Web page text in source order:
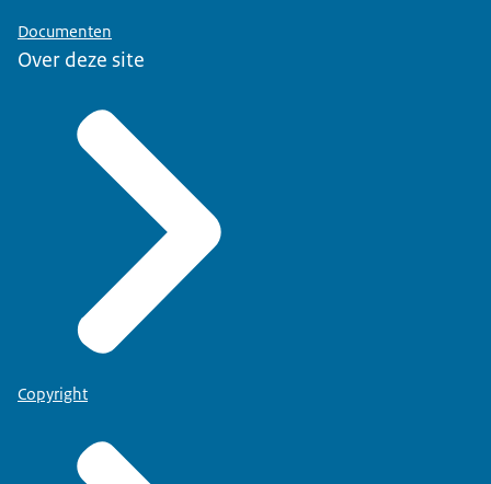
Documenten
Over deze site
Copyright